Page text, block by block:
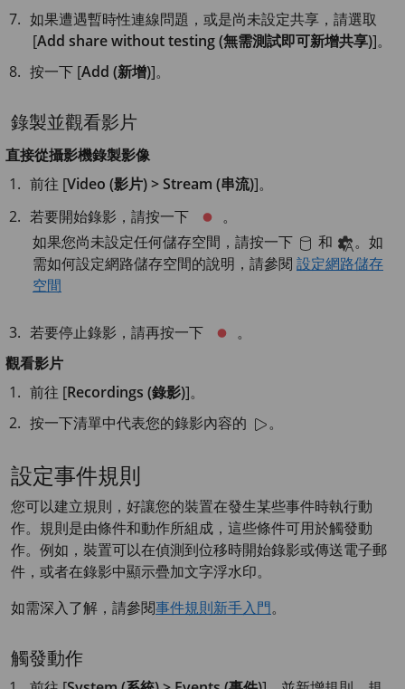
如果遭遇暫時性連線問題，或是尚未設定共享，請選取
[Add share without testing (無需測試即可新增共享)]。
按一下 [Add (新增)]。
錄製並觀看影片
直接從攝影機錄製影像
前往 [Video (影片) > Stream (串流)]。
若要開始錄影，請按一下
。
如果您尚未設定任何儲存空間，請按一下
和
。如
需如何設定網路儲存空間的說明，請參閱 設定網路儲存
空間
若要停止錄影，請再按一下
。
觀看影片
前往 [Recordings (錄影)]。
按一下清單中代表您的錄影內容的
。
設定事件規則
您可以建立規則，好讓您的裝置在發生某些事件時執行動
作。規則是由條件和動作所組成，這些條件可用於觸發動
作。例如，裝置可以在偵測到位移時開始錄影或傳送電子郵
件，或者在錄影中顯示疊加文字浮水印。
如需深入了解，請參閱事件規則新手入門。
觸發動作